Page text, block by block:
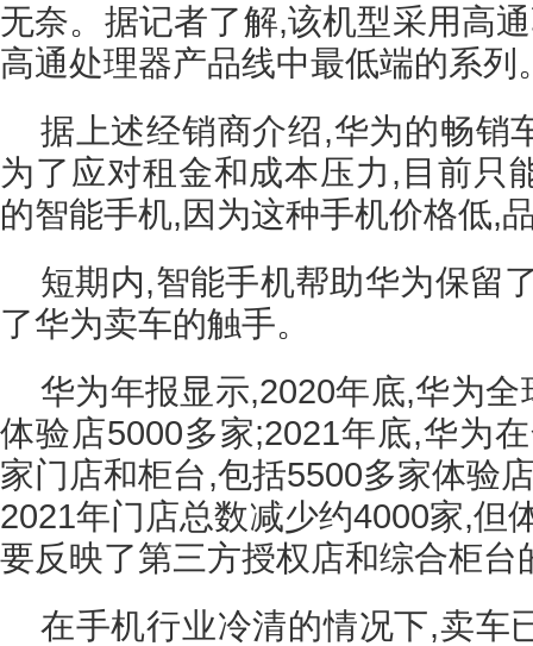
无奈。据记者了解,该机型采用高
高通处理器产品线中最低端的系列
据上述经销商介绍,华为的畅销
为了应对租金和成本压力,目前只
的智能手机,因为这种手机价格低,
短期内,智能手机帮助华为保留
了华为卖车的触手。
华为年报显示,2020年底,华为
体验店5000多家;2021年底,华为
家门店和柜台,包括5500多家体验
2021年门店总数减少约4000家,但
要反映了第三方授权店和综合柜台
在手机行业冷清的情况下,卖车